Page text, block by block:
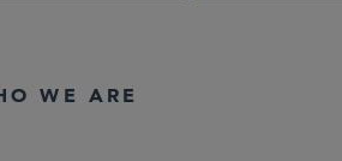
WE ARE